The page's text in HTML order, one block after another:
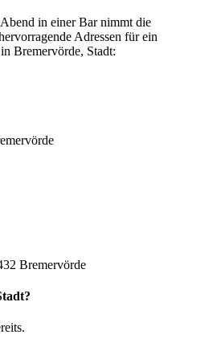
in einer Bar nimmt die
Adressen für ein
Bremervörde, Stadt:
Bremervörde